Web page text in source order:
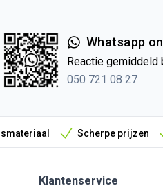
Whatsapp
Reactie gemiddeld
050 721 08 27
Scherpe prijzen
Klantenservice